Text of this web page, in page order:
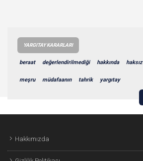
YARGITAY KARARLARI
beraat değerlendirilmediği hakkında haksız
meşru müdafaanın tahrik yargıtay
Hakkımızda